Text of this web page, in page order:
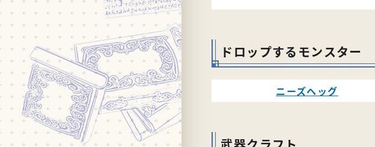
ドロップするモンスター
ニーズヘッグ